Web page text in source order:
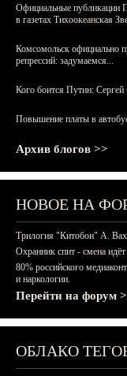
Официальные публикации
в газетах Тихоокеанская
Комсомольск официально
репрессий: задумаемся...
Кого боится Путин: Сергей
Повышение платы в
Архив блогов >>
НОВОЕ НА
Трилогия "Китобои" А.
Охранник спит - смена идёт
80% российского
и наркологии.
Перейти на форум
ОБЛАКО